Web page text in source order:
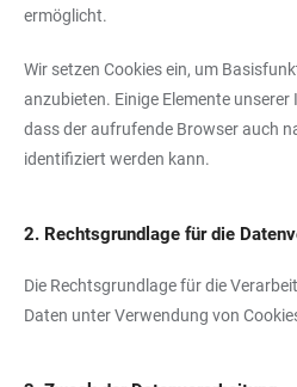
ermöglicht.
Wir setzen Cookies ein, um
anzubieten. Einige Elemente
dass der aufrufende Browser auch
identifiziert werden kann.
2. Rechtsgrundlage für die
Die Rechtsgrundlage für die
Daten unter Verwendung von